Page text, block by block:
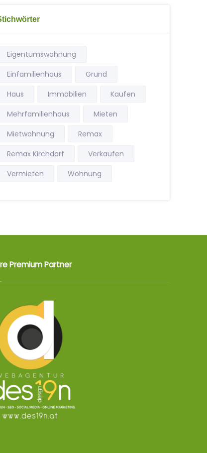
Eigentumswohnung
Einfamilienhaus
Grund
Haus
Immobilien
Kaufen
Mehrfamilienhaus
Mieten
Mietwohnung
Remax
Remax Kirchdorf
Verkaufen
Vermieten
Wohnung
Premium Partner